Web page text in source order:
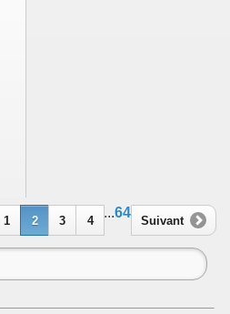
1 2 3 4
...64
Suivant